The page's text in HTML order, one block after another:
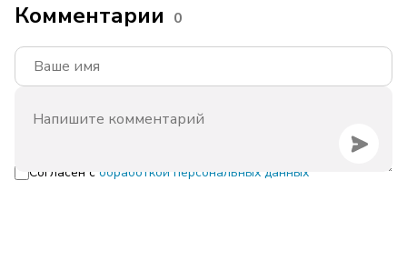
Комментарии 0
Согласен с обработкой персональных данных